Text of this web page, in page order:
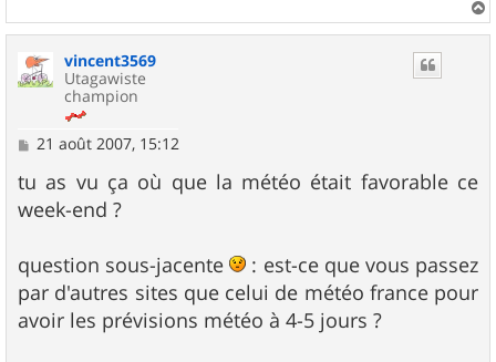
a
vincent3569
Utagawiste
champion
M
s
s
a
21 août 2007, 15:12
tu as vu ça où que la météo était favorable ce
week-end ?
question sous-jacente
: est-ce que vous passez
par d'autres sites que celui de météo france pour
avoir les prévisions météo à 4-5 jours ?